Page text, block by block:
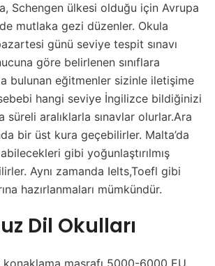
Schengen ülkesi olduğu için Avrupa
mutlaka gezi düzenler. Okula
günü seviye tespit sınavı
göre belirlenen sınıflara
bulunan eğitmenler sizinle iletişime
hangi seviye İngilizce bildiğinizi
süreli aralıklarla sınavlar olurlar.Ara
bir üst kura geçebilirler. Malta’da
gibi yoğunlaştırılmış
Aynı zamanda Ielts,Toefl gibi
hazırlanmaları mümkündür.
Dil Okulları